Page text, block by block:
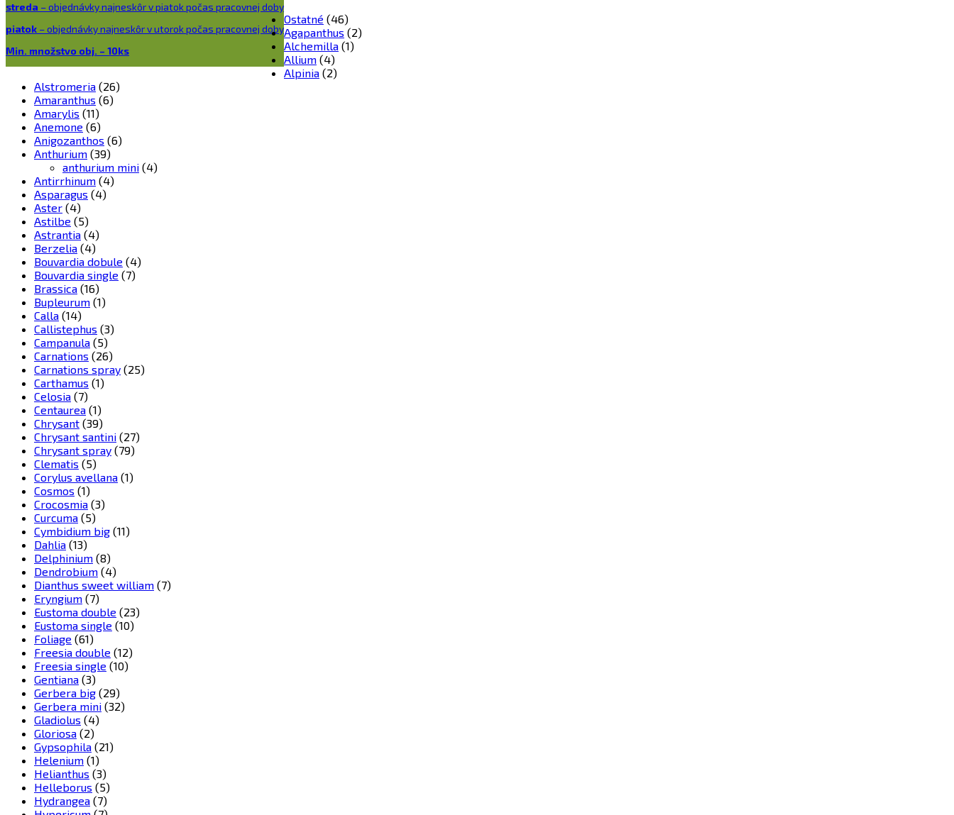
streda – objednávky najneskôr v piatok počas pracovnej doby
piatok – objednávky najneskôr v utorok počas pracovnej doby
Min. množstvo obj. – 10ks
Ostatné (46)
Agapanthus (2)
Alchemilla (1)
Allium (4)
Alpinia (2)
Alstromeria (26)
Amaranthus (6)
Amarylis (11)
Anemone (6)
Anigozanthos (6)
Anthurium (39)
anthurium mini (4)
Antirrhinum (4)
Asparagus (4)
Aster (4)
Astilbe (5)
Astrantia (4)
Berzelia (4)
Bouvardia dobule (4)
Bouvardia single (7)
Brassica (16)
Bupleurum (1)
Calla (14)
Callistephus (3)
Campanula (5)
Carnations (26)
Carnations spray (25)
Carthamus (1)
Celosia (7)
Centaurea (1)
Chrysant (39)
Chrysant santini (27)
Chrysant spray (79)
Clematis (5)
Corylus avellana (1)
Cosmos (1)
Crocosmia (3)
Curcuma (5)
Cymbidium big (11)
Dahlia (13)
Delphinium (8)
Dendrobium (4)
Dianthus sweet william (7)
Eryngium (7)
Eustoma double (23)
Eustoma single (10)
Foliage (61)
Freesia double (12)
Freesia single (10)
Gentiana (3)
Gerbera big (29)
Gerbera mini (32)
Gladiolus (4)
Gloriosa (2)
Gypsophila (21)
Helenium (1)
Helianthus (3)
Helleborus (5)
Hydrangea (7)